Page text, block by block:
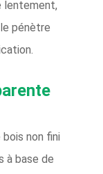
lentement,
pénètre
non fini
à base de